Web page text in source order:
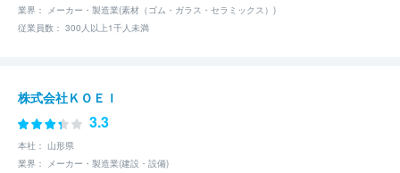
業界： メーカー・製造業(素材（ゴム・ガラス・セラミックス）)
従業員数： 300人以上1千人未満
株式会社ＫＯＥＩ
3.3
本社： 山形県
業界： メーカー・製造業(建設・設備)